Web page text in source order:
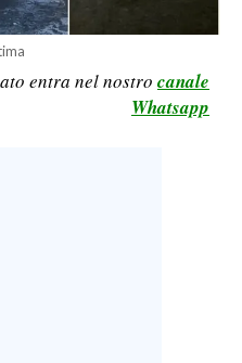
entra nel nostro canale
Whatsapp